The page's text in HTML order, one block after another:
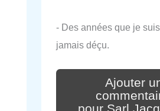
- Des années que je
jamais déçu.
Ajouter